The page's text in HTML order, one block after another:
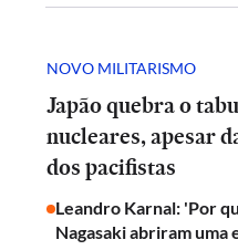
NOVO MILITARISMO
Japão quebra o
nucleares, apesar
dos pacifistas
Leandro Karnal: 'Por
Nagasaki abriram uma